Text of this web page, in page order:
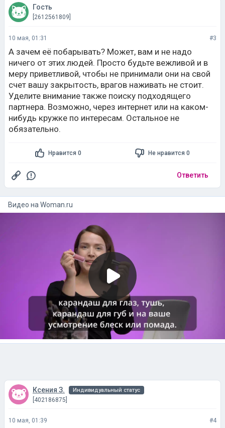
Гость
[2612561809]
10 мая, 01:31 #3
А зачем её побарывать? Может, вам и не надо
ничего от этих людей. Просто будьте вежливой и в
меру приветливой, чтобы не принимали они на свой
счет вашу закрытость, врагов наживать не стоит.
Уделите внимание также поиску подходящего
партнера. Возможно, через интернет или на каком-
нибудь кружке по интересам. Остальное не
обязательно.
Нравится 0 Не нравится 0
Ответить
Видео на woman.ru
Ксения З. Индивидуальный статус
[402186875]
10 мая, 01:39 #4